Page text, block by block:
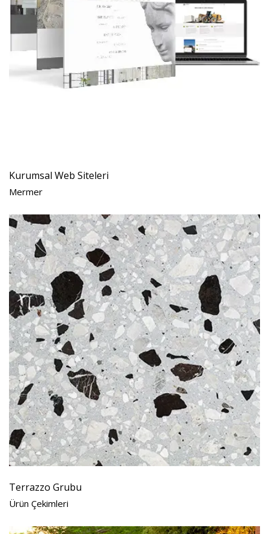
Kurumsal Web Siteleri
Mermer
Terrazzo Grubu
Ürün Çekimleri